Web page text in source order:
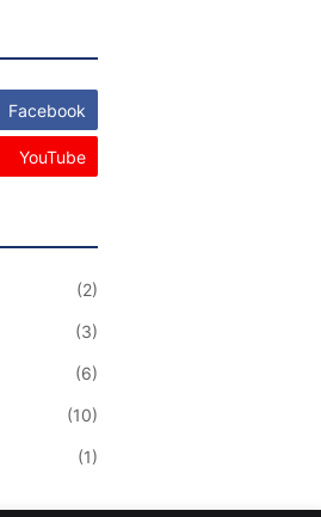
Facebook
YouTube
(2)
(3)
(6)
(10)
(1)